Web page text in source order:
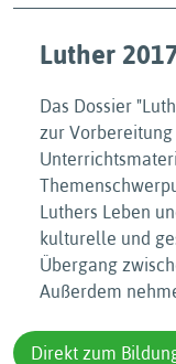
Luther
Das Dossier
zur
Luthers Leben
kulturelle und
Übergang
Außerdem
Direkt zum